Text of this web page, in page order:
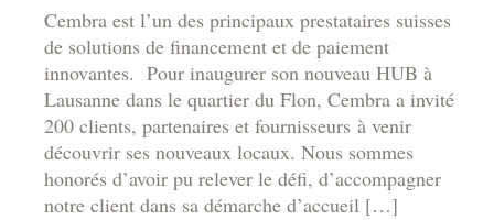
CONTACT
Cembra est l’un des principaux prestataires suisses
de solutions de financement et de paiement
innovantes. Pour inaugurer son nouveau HUB à
Lausanne dans le quartier du Flon, Cembra a invité
200 clients, partenaires et fournisseurs à venir
découvrir ses nouveaux locaux. Nous sommes
honorés d’avoir pu relever le défi, d’accompagner
notre client dans sa démarche d’accueil […]